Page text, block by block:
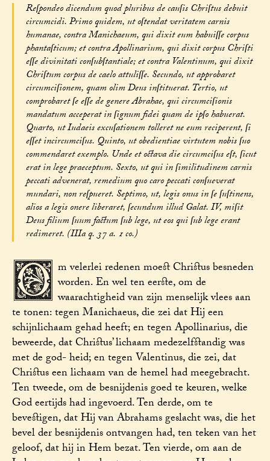
Reſpondeo dicendum quod pluribus de cauſis Chriſtus debuit
circumcidi. Primo quidem, ut oſtendat veritatem carnis
humanae, contra Manichaeum, qui dixit eum habuiſſe corpus
phantaſticum; et contra Apollinarium, qui dixit corpus Chriſti
eſſe divinitati conſubſtantiale; et contra Valentinum, qui dixit
Chriſtum corpus de caelo attuliſſe. Secundo, ut approbaret
circumciſionem, quam olim Deus inſtituerat. Tertio, ut
comprobaret ſe eſſe de genere Abrahae, qui circumciſionis
mandatum acceperat in ſignum fidei quam de ipſo habuerat.
Quarto, ut Iudaeis excuſationem tolleret ne eum reciperent, ſi
eſſet incircumciſus. Quinto, ut obedientiae virtutem nobis ſuo
commendaret exemplo. Unde et octava die circumciſus eſt, ſicut
erat in lege praeceptum. Sexto, ut qui in ſimilitudinem carnis
peccati advenerat, remedium quo caro peccati conſueverat
mundari, non reſpueret. Septimo, ut, legis onus in ſe ſuſtinens,
alios a legis onere liberaret, ſecundum illud Galat. IV, miſit
Deus filium ſuum factum ſub lege, ut eos qui ſub lege erant
redimeret. (IIIa q. 37 a. 1 co.)
O m velerlei redenen moest Christus besneden
worden. En wel ten eerste, om de
waarachtigheid van zijn menselijk vlees aan
te tonen: tegen Manichaeus, die zei dat Hij een
schijnlichaam gehad heeft; en tegen Apollinarius, die
beweerde, dat Christus’ lichaam medezelfstandig was
met de god- heid; en tegen Valentinus, die zei, dat
Christus een lichaam van de hemel had meegebracht.
Ten tweede, om de besnijdenis goed te keuren, welke
God eertijds had ingevoerd. Ten derde, om te
bevestigen, dat Hij van Abrahams geslacht was, die het
bevel der besnijdenis ontvangen had, ten teken van het
geloof, dat hij in Hem bezat. Ten vierde, om aan de